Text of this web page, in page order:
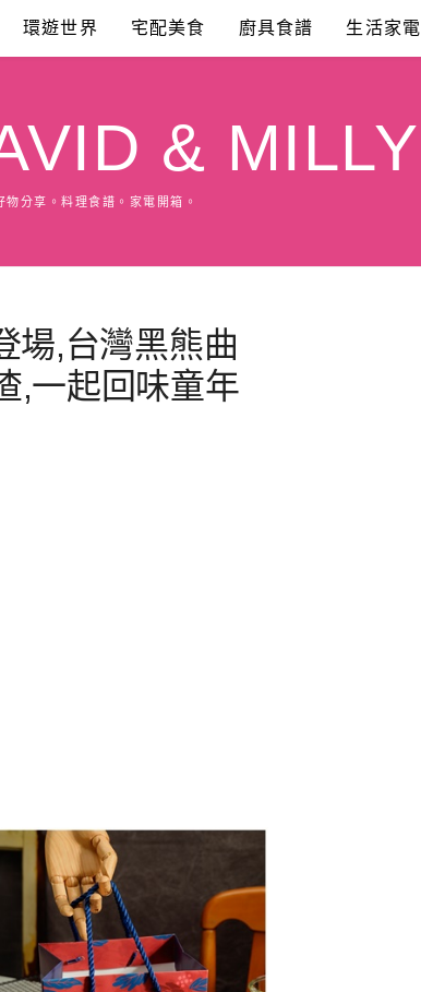
環遊世界 宅配美食 廚具食譜 生活家電
& MILLY
分享。料理食譜。家電開箱。
場,台灣黑熊曲
,一起回味童年